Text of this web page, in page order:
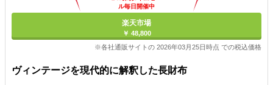
ル毎日開催中
楽天市場
￥ 48,800
※各社通販サイトの 2026年03月25日時点 での税込価格
ヴィンテージを現代的に解釈した長財布